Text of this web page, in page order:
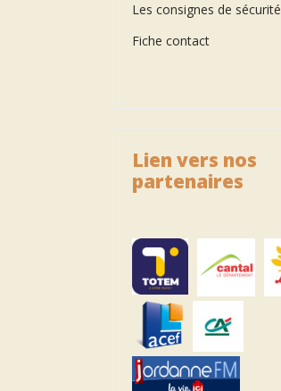
Les consignes de sécurité
Fiche contact
Lien vers nos
partenaires